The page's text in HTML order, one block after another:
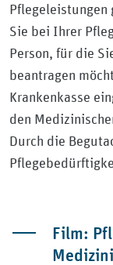
Pflegeleistungen
Sie bei Ihrer
Person, für die
beantragen
Krankenkasse
den
Durch die
Film: